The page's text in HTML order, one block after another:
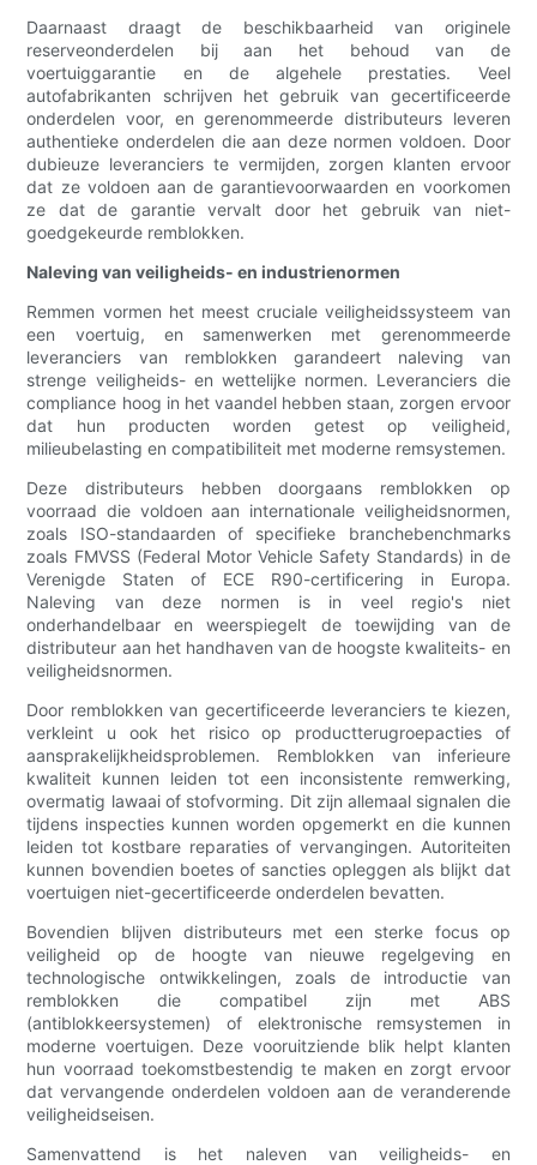
Daarnaast draagt ​​de beschikbaarheid van originele
reserveonderdelen bij aan het behoud van de
voertuiggarantie en de algehele prestaties. Veel
autofabrikanten schrijven het gebruik van gecertificeerde
onderdelen voor, en gerenommeerde distributeurs leveren
authentieke onderdelen die aan deze normen voldoen. Door
dubieuze leveranciers te vermijden, zorgen klanten ervoor
dat ze voldoen aan de garantievoorwaarden en voorkomen
ze dat de garantie vervalt door het gebruik van niet-
goedgekeurde remblokken.
Naleving van veiligheids- en industrienormen
Remmen vormen het meest cruciale veiligheidssysteem van
een voertuig, en samenwerken met gerenommeerde
leveranciers van remblokken garandeert naleving van
strenge veiligheids- en wettelijke normen. Leveranciers die
compliance hoog in het vaandel hebben staan, zorgen ervoor
dat hun producten worden getest op veiligheid,
milieubelasting en compatibiliteit met moderne remsystemen.
Deze distributeurs hebben doorgaans remblokken op
voorraad die voldoen aan internationale veiligheidsnormen,
zoals ISO-standaarden of specifieke branchebenchmarks
zoals FMVSS (Federal Motor Vehicle Safety Standards) in de
Verenigde Staten of ECE R90-certificering in Europa.
Naleving van deze normen is in veel regio's niet
onderhandelbaar en weerspiegelt de toewijding van de
distributeur aan het handhaven van de hoogste kwaliteits- en
veiligheidsnormen.
Door remblokken van gecertificeerde leveranciers te kiezen,
verkleint u ook het risico op productterugroepacties of
aansprakelijkheidsproblemen. Remblokken van inferieure
kwaliteit kunnen leiden tot een inconsistente remwerking,
overmatig lawaai of stofvorming. Dit zijn allemaal signalen die
tijdens inspecties kunnen worden opgemerkt en die kunnen
leiden tot kostbare reparaties of vervangingen. Autoriteiten
kunnen bovendien boetes of sancties opleggen als blijkt dat
voertuigen niet-gecertificeerde onderdelen bevatten.
Bovendien blijven distributeurs met een sterke focus op
veiligheid op de hoogte van nieuwe regelgeving en
technologische ontwikkelingen, zoals de introductie van
remblokken die compatibel zijn met ABS
(antiblokkeersystemen) of elektronische remsystemen in
moderne voertuigen. Deze vooruitziende blik helpt klanten
hun voorraad toekomstbestendig te maken en zorgt ervoor
dat vervangende onderdelen voldoen aan de veranderende
veiligheidseisen.
Samenvattend is het naleven van veiligheids- en